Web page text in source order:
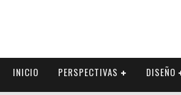
INICIO PERSPECTIVAS DISEÑO